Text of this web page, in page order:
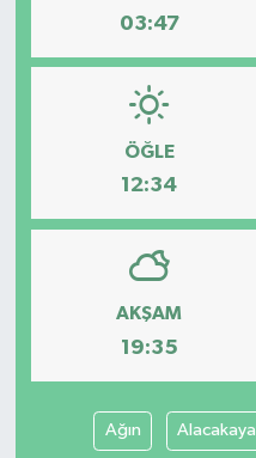
03:47
ÖĞLE
12:34
AKŞAM
19:35
Ağın Alacakaya